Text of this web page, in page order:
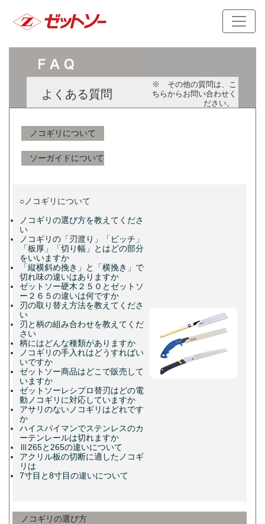
よくある質問
※ その他の質問は、 こ
ちらからお問い合わせく
ださい。
ノコギリについて
ソーガイドについて
○ノコギリについて
ノコギリの選び方を教えてくださ
い
ノコギリの「刃渡り」「ピッチ」
「板厚」「切り幅」とはどの部分
をいいますか
「縦横斜め挽き」と「横挽き」で
切れ味の違いはありますか
ゼットソー硬木２５０とゼットソ
ー２６５の違いは何ですか
刃の取り替え方法を教えてくださ
い
刃と柄の組み合わせを教えてくだ
さい
柄にはどんな種類がありますか
ノコギリの手入れはどうすればい
いですか
ゼットソー商品はどこで販売して
いますか
ゼットソーレシプロ替刃はどの電
動ノコギリに対応していますか
アサリのないノコギリはどれです
か
ハイスパイマンでステンレスのカ
ーテンレールは切れますか
Ⅲ265と265の違いについて
アクリル板の切断に適したノコギ
リは
7寸目と8寸目の違いについて
ノコギリの選び方